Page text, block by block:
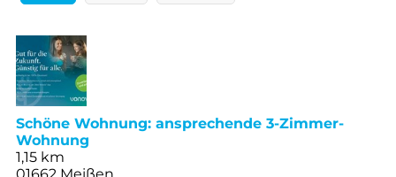
Schöne Wohnung: ansprechende 3-Zimmer-
Wohnung
1,15 km